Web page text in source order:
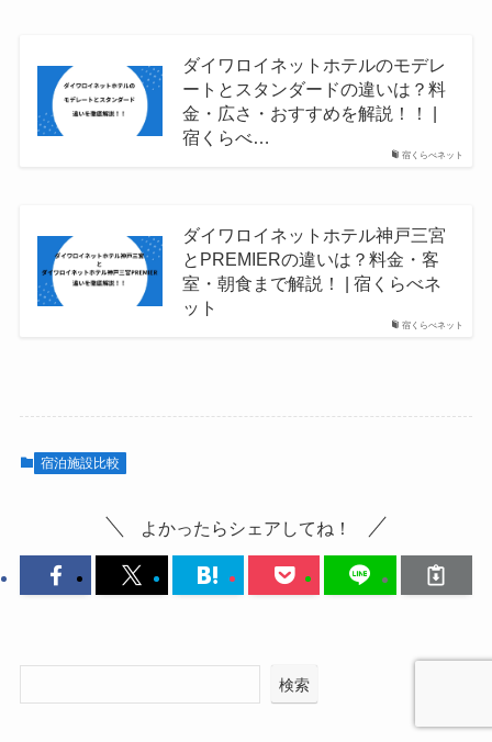
宿くらべネット
ダイワロイネットホテルのモデレ
ートとスタンダードの違いは？料
金・広さ・おすすめを解説！！ |
宿くらべ…
宿くらべネット
ダイワロイネットホテル神戸三宮
とPREMIERの違いは？料金・客
室・朝食まで解説！ | 宿くらべネ
ット
宿泊施設比較
よかったらシェアしてね！
検索